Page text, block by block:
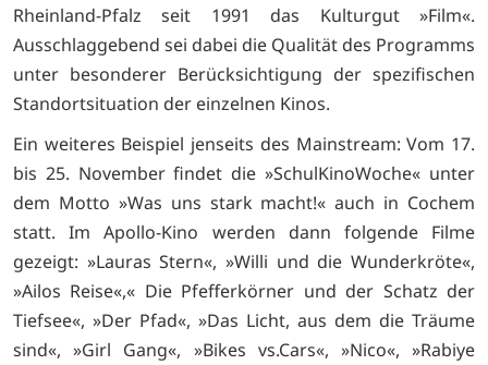
Rheinland-Pfalz seit 1991 das Kulturgut »Film«.
Ausschlaggebend sei dabei die Qualität des Programms
unter besonderer Berücksichtigung der spezifischen
Standortsituation der einzelnen Kinos.
Ein weiteres Beispiel jenseits des Mainstream: Vom 17.
bis 25. November findet die »SchulKinoWoche« unter
dem Motto »Was uns stark macht!« auch in Cochem
statt. Im Apollo-Kino werden dann folgende Filme
gezeigt: »Lauras Stern«, »Willi und die Wunderkröte«,
»Ailos Reise«,« Die Pfefferkörner und der Schatz der
Tiefsee«, »Der Pfad«, »Das Licht, aus dem die Träume
sind«, »Girl Gang«, »Bikes vs.Cars«, »Nico«, »Rabiye